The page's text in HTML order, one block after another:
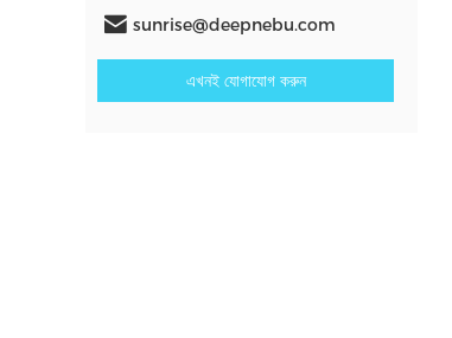
sunrise@deepnebu.com
এখনই যোগাযোগ করুন